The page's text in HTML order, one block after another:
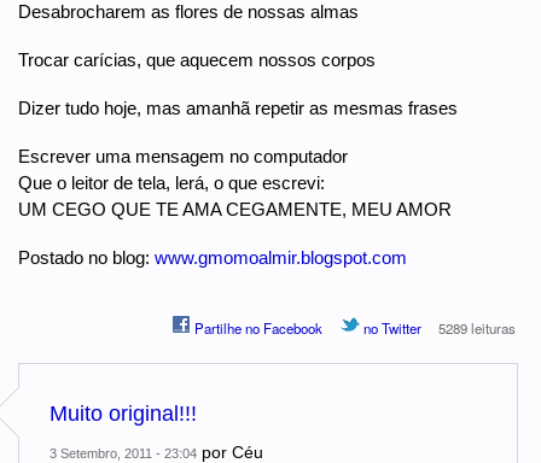
Desabrocharem as flores de nossas almas
Trocar carícias, que aquecem nossos corpos
Dizer tudo hoje, mas amanhã repetir as mesmas frases
Escrever uma mensagem no computador
Que o leitor de tela, lerá, o que escrevi:
UM CEGO QUE TE AMA CEGAMENTE, MEU AMOR
Postado no blog: www.gmomoalmir.blogspot.com
Partilhe no Facebook no Twitter 5289 leituras
Muito original!!!
3 Setembro, 2011 - 23:04 por Céu